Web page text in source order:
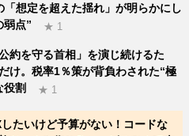
「想定を超えた揺れ」が明らかにし
弱点”
★ 1
約を守る首相」を演じ続けるた
け。税率1％策が背負わされた“極
役割
★ 1
たいけど予算がない！コードな